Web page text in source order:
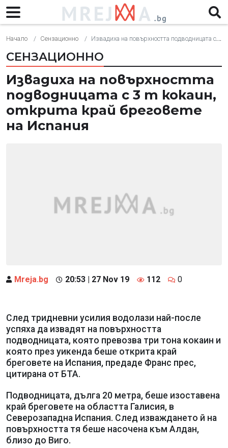
Начало Сензационно Извадиха на повърхността подводницата с 3 т кокаин, открита край бреговете на Испания
СЕНЗАЦИОННО
Извадиха на повърхността
подводницата с 3 т кокаин,
открита край бреговете
на Испания
Mreja.bg 20:53 | 27 Nov 19 112 0
След тридневни усилия водолази най-после
успяха да извадят на повърхността
подводницата, която превозва три тона кокаин и
която през уикенда беше открита край
бреговете на Испания, предаде Франс прес,
цитирана от БТА.
Подводницата, дълга 20 метра, беше изоставена
край бреговете на областта Галисия, в
Северозападна Испания. След изваждането й на
повърхността тя беше насочена към Алдан,
близо до Виго.